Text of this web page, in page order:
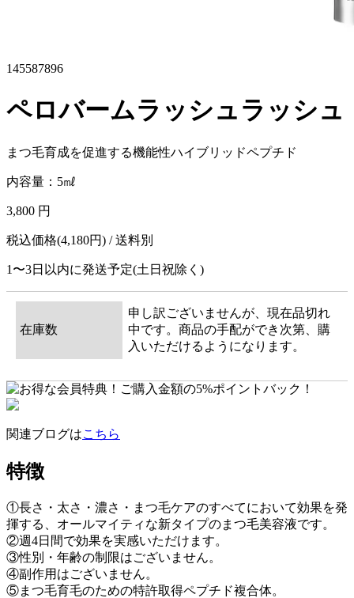
145587896
ペロバームラッシュラッシュ
まつ毛育成を促進する機能性ハイブリッドペプチド
内容量：5㎖
3,800 円
税込価格(4,180円) / 送料別
1〜3日以内に発送予定(土日祝除く)
在庫数
申し訳ございませんが、現在品切れ
中です。商品の手配ができ次第、購
入いただけるようになります。
関連ブログはこちら
特徴
①長さ・太さ・濃さ・まつ毛ケアのすべてにおいて効果を発
揮する、オールマイティな新タイプのまつ毛美容液です。
②週4日間で効果を実感いただけます。
③性別・年齢の制限はございません。
④副作用はございません。
⑤まつ毛育毛のための特許取得ペプチド複合体。